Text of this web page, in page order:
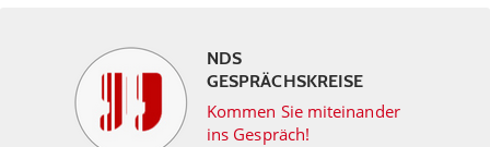
NDS
GESPRÄCHSKREISE
Kommen Sie miteinander
ins Gespräch!